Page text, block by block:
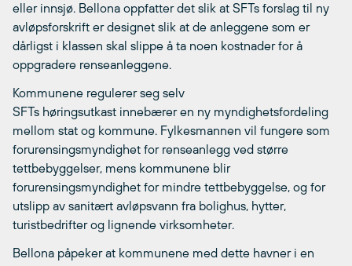
eller innsjø. Bellona oppfatter det slik at SFTs forslag til ny
avløpsforskrift er designet slik at de anleggene som er
dårligst i klassen skal slippe å ta noen kostnader for å
oppgradere renseanleggene.
Kommunene regulerer seg selv
SFTs høringsutkast innebærer en ny myndighetsfordeling
mellom stat og kommune. Fylkesmannen vil fungere som
forurensingsmyndighet for renseanlegg ved større
tettbebyggelser, mens kommunene blir
forurensingsmyndighet for mindre tettbebyggelse, og for
utslipp av sanitært avløpsvann fra bolighus, hytter,
turistbedrifter og lignende virksomheter.
Bellona påpeker at kommunene med dette havner i en